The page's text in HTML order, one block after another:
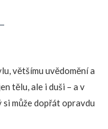
většímu uvědomění a
tělu, ale i duši – a v
si může dopřát opravdu